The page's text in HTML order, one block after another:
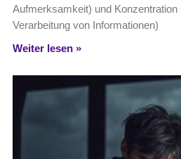
Aufmerksamkeit) und
Verarbeitung von Informationen)
Weiter lesen »